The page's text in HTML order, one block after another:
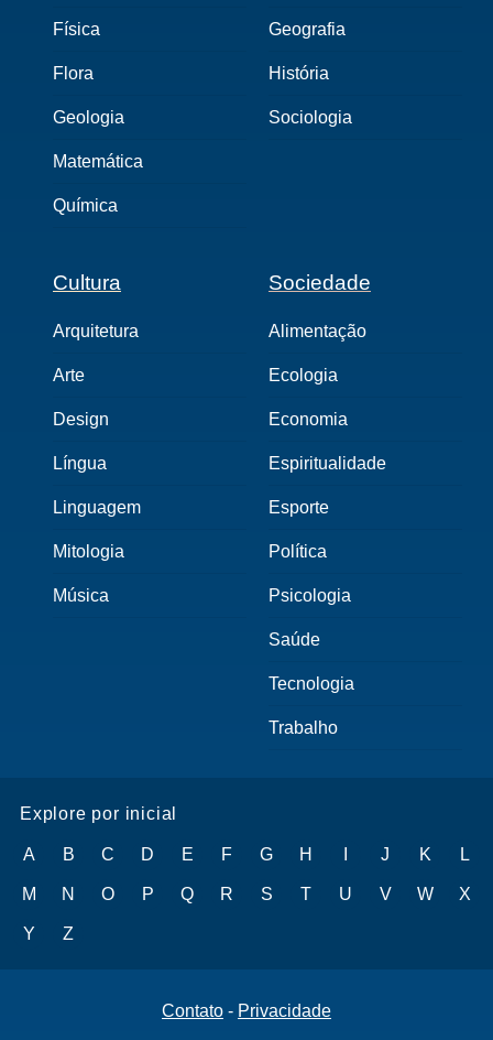
Física
Flora
Geologia
Matemática
Química
Geografia
História
Sociologia
Cultura
Arquitetura
Arte
Design
Língua
Linguagem
Mitologia
Música
Sociedade
Alimentação
Ecologia
Economia
Espiritualidade
Esporte
Política
Psicologia
Saúde
Tecnologia
Trabalho
Explore por inicial
A B C D E F G H J K L
M N O P Q R S T U V W X
Y Z
Contato - Privacidade